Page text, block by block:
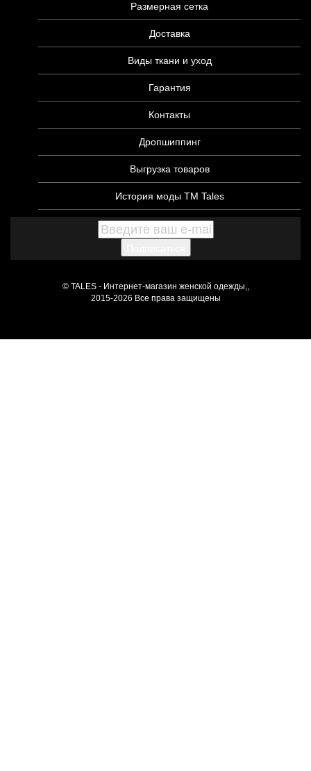
Размерная сетка
Доставка
Виды ткани и уход
Гарантия
Контакты
Дропшиппинг
Выгрузка товаров
История моды ТМ Tales
© TALES - Интернет-магазин женской одежды,,
2015-2026 Все права защищены